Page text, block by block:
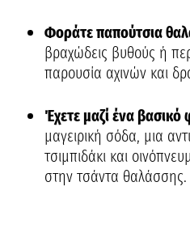
Φοράτε παπούτσια
βραχώδεις βυθούς ή
παρουσία αχινών και
Έχετε μαζί ένα βασικό
μαγειρική σόδα, μια
τσιμπιδάκι και
στην τσάντα θαλάσσης.